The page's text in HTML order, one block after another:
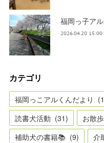
福岡っ子ア
2026.04.20 15:00
カテゴリ
福岡っこアルくんだより (
読書犬活動 (31) お散
補助犬の書籍📚 (9) 介